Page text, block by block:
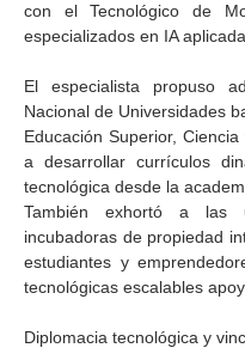
con el Tecnológico de
especializados en IA aplicada.
El especialista propuso
Nacional de Universidades
Educación Superior,
a desarrollar currículos
tecnológica desde la
También exhortó a las
incubadoras de propiedad
estudiantes y
tecnológicas escalables
Diplomacia tecnológica y